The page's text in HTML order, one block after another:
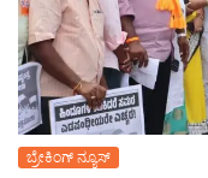
ಬ್ರೇಕಿಂಗ್ ನ್ಯೂಸ್